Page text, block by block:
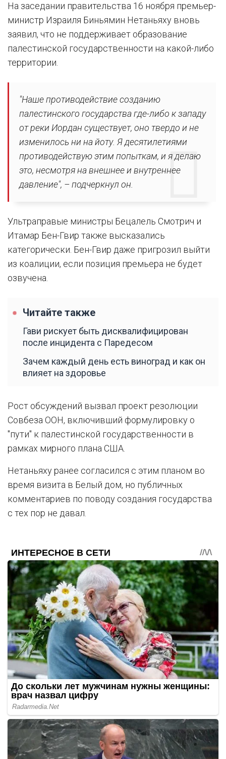
На заседании правительства 16 ноября премьер-
министр Израиля Биньямин Нетаньяху вновь
заявил, что не поддерживает образование
палестинской государственности на какой-либо
территории.
"Наше противодействие созданию
палестинского государства где-либо к западу
от реки Иордан существует, оно твердо и не
изменилось ни на йоту. Я десятилетиями
противодействую этим попыткам, и я делаю
это, несмотря на внешнее и внутреннее
давление", – подчеркнул он.
Ультраправые министры Бецалель Смотрич и
Итамар Бен-Гвир также высказались
категорически. Бен-Гвир даже пригрозил выйти
из коалиции, если позиция премьера не будет
озвучена.
Читайте также
Гави рискует быть дисквалифицирован
после инцидента с Паредесом
Зачем каждый день есть виноград и как он
влияет на здоровье
Рост обсуждений вызвал проект резолюции
Совбеза ООН, включивший формулировку о
"пути" к палестинской государственности в
рамках мирного плана США.
Нетаньяху ранее согласился с этим планом во
время визита в Белый дом, но публичных
комментариев по поводу создания государства
с тех пор не давал.